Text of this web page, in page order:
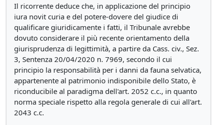
Il ricorrente deduce che, in applicazione del principio
iura novit curia e del potere-dovere del giudice di
qualificare giuridicamente i fatti, il Tribunale avrebbe
dovuto considerare il più recente orientamento della
giurisprudenza di legittimità, a partire da Cass. civ., Sez.
3, Sentenza 20/04/2020 n. 7969, secondo il cui
principio la responsabilità per i danni da fauna selvatica,
appartenente al patrimonio indisponibile dello Stato, è
riconducibile al paradigma dell'art. 2052 c.c., in quanto
norma speciale rispetto alla regola generale di cui all'art.
2043 c.c.